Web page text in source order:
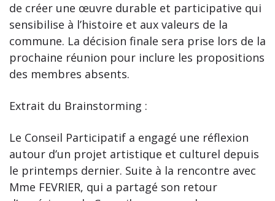
de créer une œuvre durable et participative qui
sensibilise à l’histoire et aux valeurs de la
commune. La décision finale sera prise lors de la
prochaine réunion pour inclure les propositions
des membres absents.
Extrait du Brainstorming :
Le Conseil Participatif a engagé une réflexion
autour d’un projet artistique et culturel depuis
le printemps dernier. Suite à la rencontre avec
Mme FEVRIER, qui a partagé son retour